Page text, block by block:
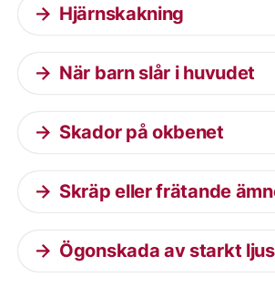
Hjärnskakning
När barn slår i huvudet
Skador på okbenet
Skräp eller frätande
Ögonskada av starkt ljus